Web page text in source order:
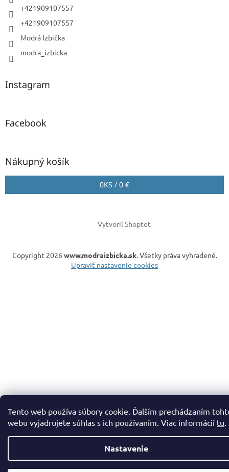
Tento web používa súbory cookie. Ďalším prechádzaním
webu vyjadrujete súhlas s ich používaním. Viac informácií tu.
Nastavenie
+421909107557
+421909107557
Modrá Izbička
modra_izbicka
Instagram
Facebook
Nákupný košík
0KS / 0 €
Vytvoril Shoptet
Copyright 2026 www.modraizbicka.sk. Všetky práva vyhradené.
Upraviť nastavenie cookies